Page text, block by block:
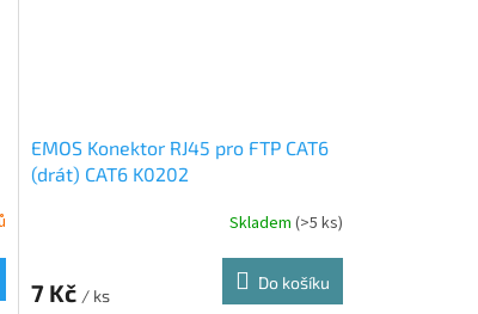
EMOS Konektor RJ45 pro FTP CAT6
(drát) CAT6 K0202
Skladem (>5 ks)
7 Kč / ks
Do košíku